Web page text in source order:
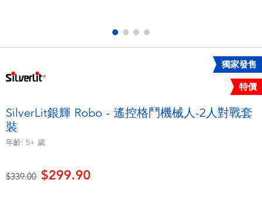
獨家發售
特價
SilverLit銀輝 Robo - 遙控格鬥機械人-2人對戰套
裝
年齡: 5+ 歲
價格從
$339.00至$299.90